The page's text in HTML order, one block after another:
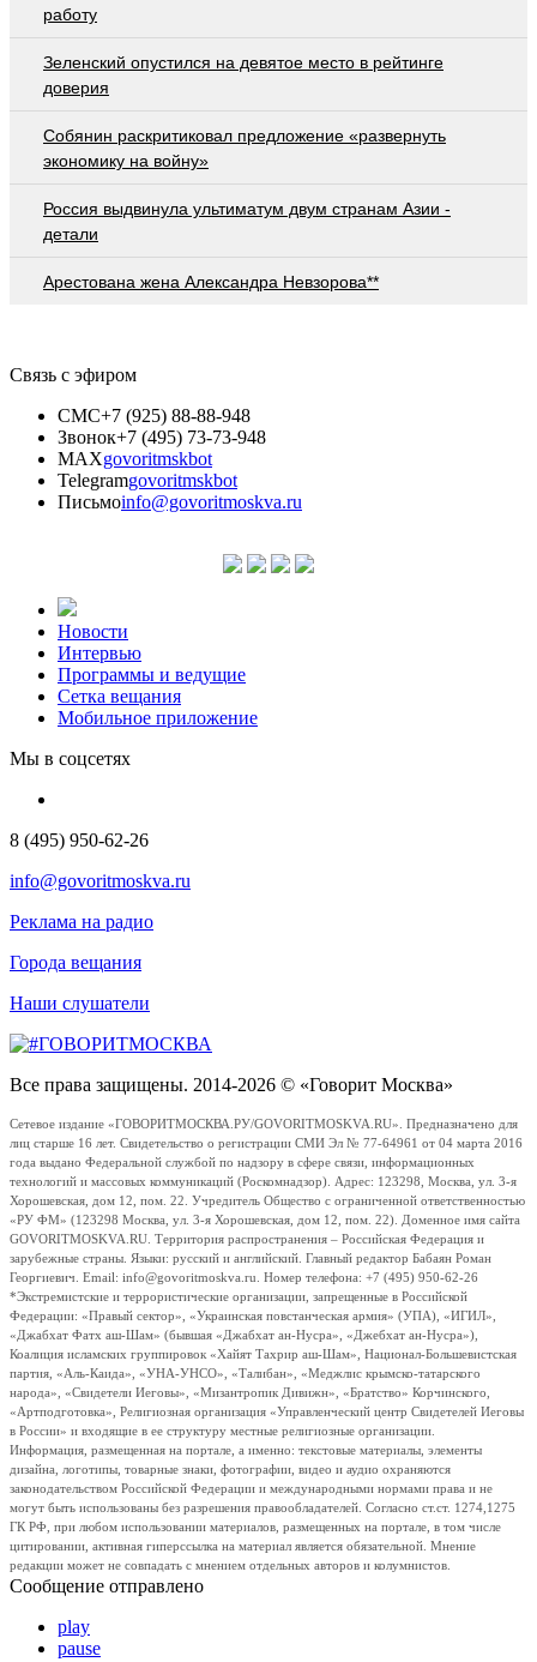
работу
Зеленский опустился на девятое место в рейтинге
доверия
Собянин раскритиковал предложение «развернуть
экономику на войну»
Россия выдвинула ультиматум двум странам Азии -
детали
Арестована жена Александра Невзорова**
Связь с эфиром
СМС+7 (925) 88-88-948
Звонок+7 (495) 73-73-948
MAXgovoritmskbot
Telegramgovoritmskbot
Письмоinfo@govoritmoskva.ru
Новости
Интервью
Программы и ведущие
Сетка вещания
Мобильное приложение
Мы в соцсетях
8 (495) 950-62-26
info@govoritmoskva.ru
Реклама на радио
Города вещания
Наши слушатели
Все права защищены. 2014-2026 © «Говорит Москва»
Сетевое издание «ГОВОРИТМОСКВА.РУ/GOVORITMOSKVA.RU». Предназначено для
лиц старше 16 лет. Свидетельство о регистрации СМИ Эл № 77-64961 от 04 марта 2016
года выдано Федеральной службой по надзору в сфере связи, информационных
технологий и массовых коммуникаций (Роскомнадзор). Адрес: 123298, Москва, ул. 3-я
Хорошевская, дом 12, пом. 22. Учредитель Общество с ограниченной ответственностью
«РУ ФМ» (123298 Москва, ул. 3-я Хорошевская, дом 12, пом. 22). Доменное имя сайта
GOVORITMOSKVA.RU. Территория распространения – Российская Федерация и
зарубежные страны. Языки: русский и английский. Главный редактор Бабаян Роман
Георгиевич. Email: info@govoritmoskva.ru. Номер телефона: +7 (495) 950-62-26
*Экстремистские и террористические организации, запрещенные в Российской
Федерации: «Правый сектор», «Украинская повстанческая армия» (УПА), «ИГИЛ»,
«Джабхат Фатх аш-Шам» (бывшая «Джабхат ан-Нусра», «Джебхат ан-Нусра»),
Коалиция исламских группировок «Хайят Тахрир аш-Шам», Национал-Большевистская
партия, «Аль-Каида», «УНА-УНСО», «Талибан», «Меджлис крымско-татарского
народа», «Свидетели Иеговы», «Мизантропик Дивижн», «Братство» Корчинского,
«Артподготовка», Религиозная организация «Управленческий центр Свидетелей Иеговы
в России» и входящие в ее структуру местные религиозные организации.
Информация, размещенная на портале, а именно: текстовые материалы, элементы
дизайна, логотипы, товарные знаки, фотографии, видео и аудио охраняются
законодательством Российской Федерации и международными нормами права и не
могут быть использованы без разрешения правообладателей. Согласно ст.ст. 1274,1275
ГК РФ, при любом использовании материалов, размещенных на портале, в том числе
цитировании, активная гиперссылка на материал является обязательной. Мнение
редакции может не совпадать с мнением отдельных авторов и колумнистов.
Сообщение отправлено
play
pause